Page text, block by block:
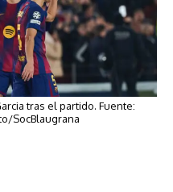
tras el partido. Fuente:
SocBlaugrana